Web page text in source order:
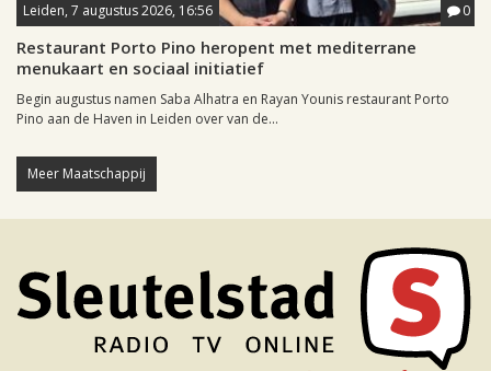
Leiden, 7 augustus 2026, 16:56 0
Restaurant Porto Pino heropent met mediterrane
menukaart en sociaal initiatief
Begin augustus namen Saba Alhatra en Rayan Younis restaurant Porto
Pino aan de Haven in Leiden over van de...
Meer Maatschappij